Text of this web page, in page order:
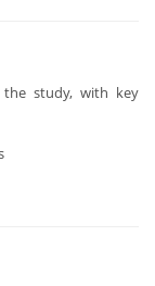
study, with key